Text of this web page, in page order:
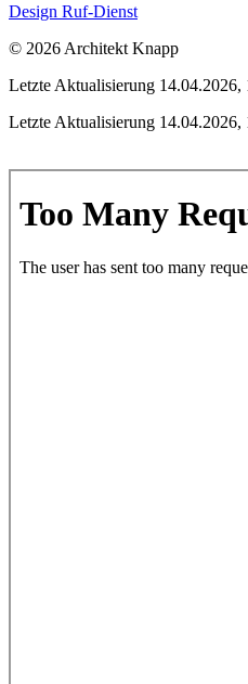
Design Ruf-Dienst
© 2026 Architekt Knapp
Letzte Aktualisierung 14.04.2026,
Letzte Aktualisierung